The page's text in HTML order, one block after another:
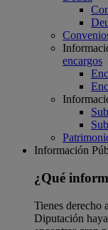
encargos
Información
¿Qué
Tienes derecho
Diputación